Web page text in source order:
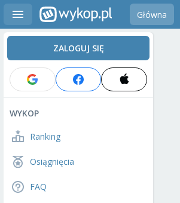
Główna
ZALOGUJ SIĘ
WYKOP
Ranking
Osiągnięcia
FAQ